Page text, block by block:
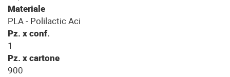
Materiale
PLA - Polilactic Aci
Pz. x conf.
1
Pz. x cartone
900